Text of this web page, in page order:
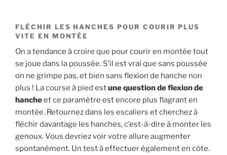
FLÉCHIR LES HANCHES POUR COURIR PLUS
VITE EN MONTÉE
On a tendance à croire que pour courir en montée tout
se joue dans la poussée. S’il est vrai que sans poussée
on ne grimpe pas, et bien sans flexion de hanche non
plus ! La course à pied estune question de flexion de
hancheet ce paramètre est encore plus flagrant en
montée. Retournez dans les escaliers et cherchez à
fléchir davantage les hanches, c’est-à-dire à monter les
genoux. Vous devriez voir votre allure augmenter
spontanément. Un test à effectuer également en côte.